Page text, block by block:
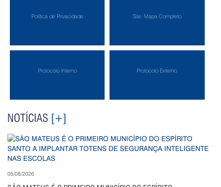
Política de Privacidade Site: Mapa Completo
Protocolo Interno Protocolo Externo
NOTÍCIAS [+]
05/08/2026